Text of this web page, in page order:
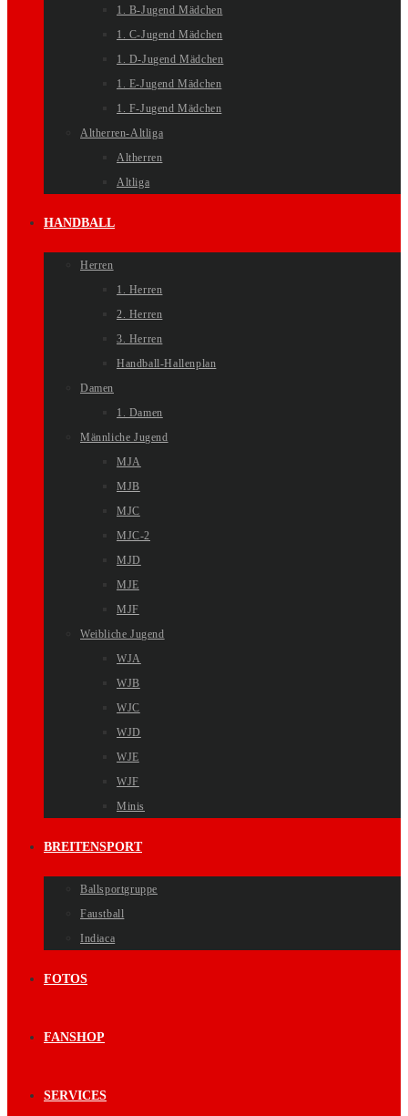
1. B-Jugend Mädchen
1. C-Jugend Mädchen
1. D-Jugend Mädchen
1. E-Jugend Mädchen
1. F-Jugend Mädchen
Altherren-Altliga
Altherren
Altliga
HANDBALL
Herren
1. Herren
2. Herren
3. Herren
Handball-Hallenplan
Damen
1. Damen
Männliche Jugend
MJA
MJB
MJC
MJC-2
MJD
MJE
MJF
Weibliche Jugend
WJA
WJB
WJC
WJD
WJE
WJF
Minis
BREITENSPORT
Ballsportgruppe
Faustball
Indiaca
FOTOS
FANSHOP
SERVICES